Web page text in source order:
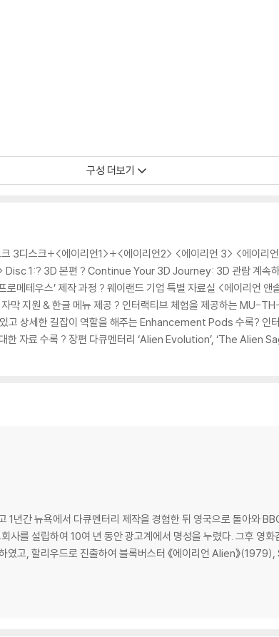
어, 그리스어, 히브리어,
, 세르비아어,
어, 터키어, 베트남어
프랑스어 5.1 DTS,
투갈어,
리스어, 헝가리어, 폴란드어,
, 덴마크어, 네덜란드어, 핀란드어, 독일어, 이탈리아어, 노르웨이
구성 더보기
3디스크+<에이리언1>+<에이리언2> <에이리언 3> <에이리
Disc 1:? 3D 본편 ? Continue Your 3D Journey: 3D 관람 계속
로메테우스’ 제작 과정 ? 웨이랜드 기업 특별 자료실 <에이리언
막 지원 & 한글 메뉴 제공 ? 인터랙티브 체험을 제공하는 MU-
고 상세한 길잡이 역할을 해주는 Enhancement Pods 수록?
한 자료 수록 ? 장편 다큐멘터리 ‘Alien Evolution’, ‘The Alien
년간 뉴욕에서 다큐멘터리 제작을 경험한 뒤 영국으로 돌아와
사를 설립하여 10여 년 동안 광고계에서 명성을 누렸다. 그후 영
고, 할리우드로 진출하여 블록버스터 《에이리언 Alien》